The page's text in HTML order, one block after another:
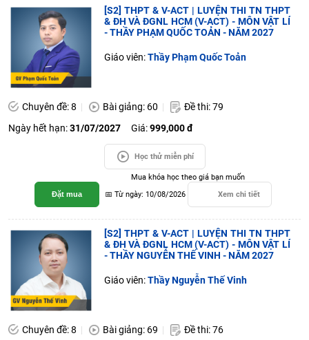
[S2] THPT & V-ACT | LUYỆN THI TN THPT
& ĐH VÀ ĐGNL HCM (V-ACT) - MÔN VẬT LÍ
- THẦY PHẠM QUỐC TOẢN - NĂM 2027
Giáo viên:Thầy Phạm Quốc Toản
Chuyên đề: 8 Bài giảng: 60
Đề thi: 79
Ngày hết hạn:31/07/2027 Giá:999,000 đ
Học thử miễn phí
Đặt mua
Mua khóa học theo giá bạn muốn
📅 Từ ngày: 10/08/2026
Xem chi tiết
[S2] THPT & V-ACT | LUYỆN THI TN THPT
& ĐH VÀ ĐGNL HCM (V-ACT) - MÔN VẬT LÍ
- THẦY NGUYỄN THẾ VINH - NĂM 2027
Giáo viên:Thầy Nguyễn Thế Vinh
Chuyên đề: 8 Bài giảng: 69
Đề thi: 76